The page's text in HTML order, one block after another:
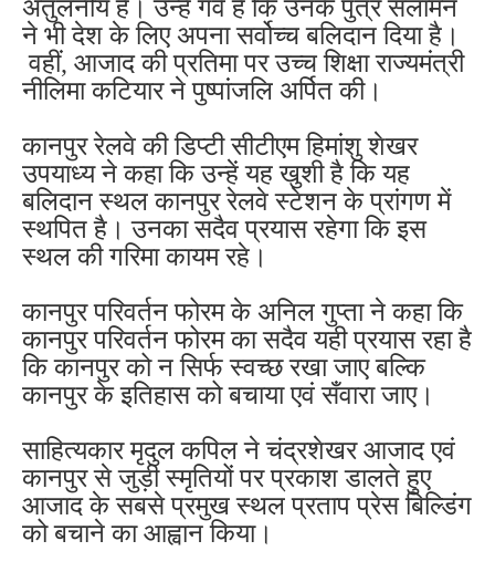
अतुलनीय है। उन्हें गर्व है कि उनके पुत्र सलामन
ने भी देश के लिए अपना सर्वोच्च बलिदान दिया है।
वहीं, आजाद की प्रतिमा पर उच्च शिक्षा राज्यमंत्री
नीलिमा कटियार ने पुष्पांजलि अर्पित की।
कानपुर रेलवे की डिप्टी सीटीएम हिमांशु शेखर
उपयाध्य ने कहा कि उन्हें यह खुशी है कि यह
बलिदान स्थल कानपुर रेलवे स्टेशन के प्रांगण में
स्थपित है। उनका सदैव प्रयास रहेगा कि इस
स्थल की गरिमा कायम रहे।
कानपुर परिवर्तन फोरम के अनिल गुप्ता ने कहा कि
कानपुर परिवर्तन फोरम का सदैव यही प्रयास रहा है
कि कानपुर को न सिर्फ स्वच्छ रखा जाए बल्कि
कानपुर के इतिहास को बचाया एवं सँवारा जाए।
साहित्यकार मृदुल कपिल ने चंद्रशेखर आजाद एवं
कानपुर से जुड़ी स्मृतियों पर प्रकाश डालते हुए
आजाद के सबसे प्रमुख स्थल प्रताप प्रेस बिल्डिंग
को बचाने का आह्वान किया।